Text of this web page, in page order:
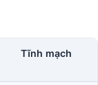
Tĩnh mạch